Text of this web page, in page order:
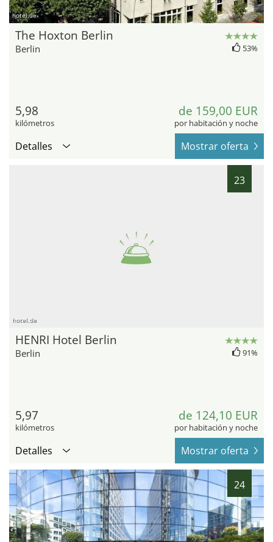
hotel.de
The Hoxton Berlin
Berlin 53%
5,98
kilómetros
de 159,00 EUR
por habitación y noche
Detalles Mostrar oferta
23
hotel.de
HENRI Hotel Berlin
Berlin 91%
5,97
kilómetros
de 124,10 EUR
por habitación y noche
Detalles Mostrar oferta
24